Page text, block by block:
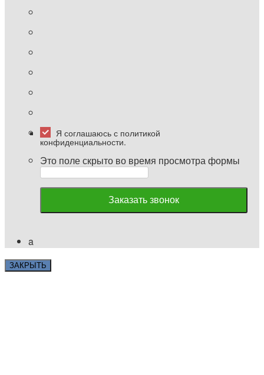
Я соглашаюсь с политикой
конфиденциальности.
Это поле скрыто во время просмотра формы
a
ЗАКРЫТЬ